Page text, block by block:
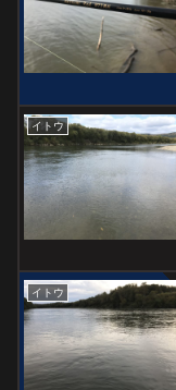
イトウ
イトウ